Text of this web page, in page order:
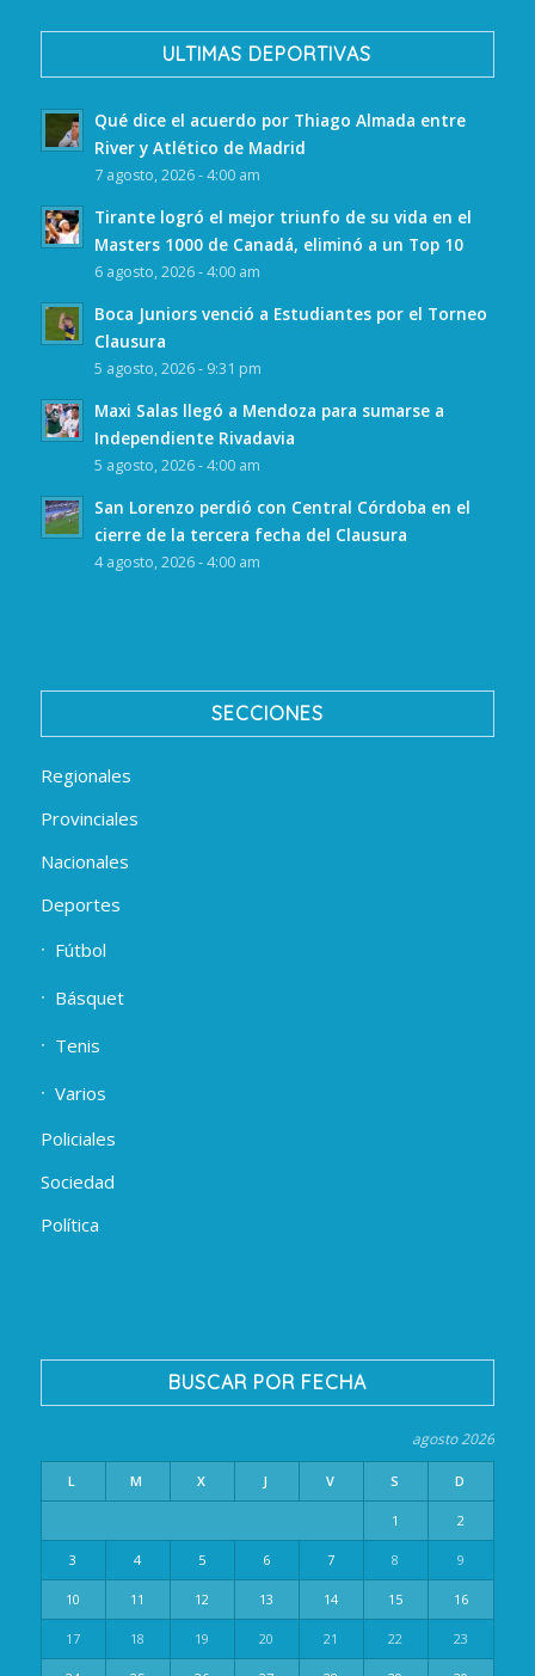
ULTIMAS DEPORTIVAS
Qué dice el acuerdo por Thiago Almada entre
River y Atlético de Madrid
7 agosto, 2026 - 4:00 am
Tirante logró el mejor triunfo de su vida en el
Masters 1000 de Canadá, eliminó a un Top 10
6 agosto, 2026 - 4:00 am
Boca Juniors venció a Estudiantes por el Torneo
Clausura
5 agosto, 2026 - 9:31 pm
Maxi Salas llegó a Mendoza para sumarse a
Independiente Rivadavia
5 agosto, 2026 - 4:00 am
San Lorenzo perdió con Central Córdoba en el
cierre de la tercera fecha del Clausura
4 agosto, 2026 - 4:00 am
SECCIONES
Regionales
Provinciales
Nacionales
Deportes
Fútbol
Básquet
Tenis
Varios
Policiales
Sociedad
Política
BUSCAR POR FECHA
agosto 2026
L M X J V S D
1 2
3 4 5 6 7 8 9
10 11 12 13 14 15 16
17 18 19 20 21 22 23